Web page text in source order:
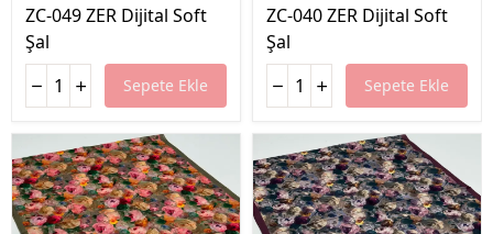
ZC-049 ZER Dijital Soft
Şal
Sepete Ekle
ZC-040 ZER Dijital Soft
Şal
Sepete Ekle